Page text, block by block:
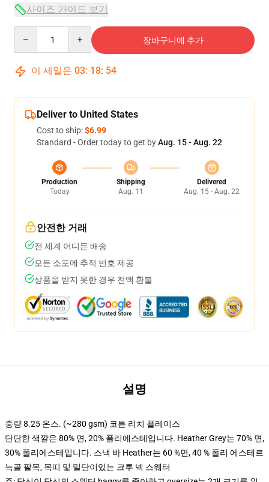
사이즈 가이드 보기
장바구니에 추가
이 세일은 03: 18: 54
Deliver to United States
Cost to ship:$6.99
Standard - Order today to get byAug. 15 - Aug. 22
Production
Today
Shipping
Aug. 11
Delivered
Aug. 15 - Aug. 22
안전한 거래
전 세계 어디든 배송
모든 소포에 추적 번호 제공
상품을 받지 못한 경우 전액 환불
설명
중량 8.25 온스. (~280 gsm) 코튼 리치 플레이스
단단한 색깔은 80% 면, 20% 폴리에스테입니다. Heather Grey는 70% 면,
30% 폴리에스테입니다. 스낵 바 Heather는 60 %면, 40 % 폴리 에스테르
늑골 팔목, 목띠 및 밑단이있는 크루 넥 스웨터